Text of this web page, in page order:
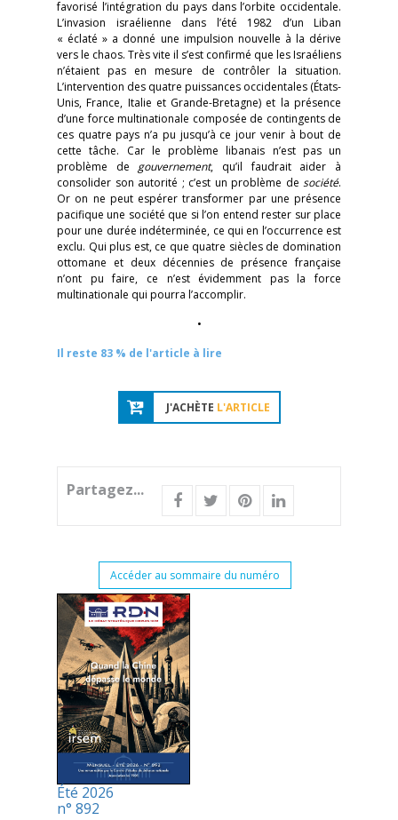
favorisé l’intégration du pays dans l’orbite occidentale.
L’invasion israélienne dans l’été 1982 d’un Liban
« éclaté » a donné une impulsion nouvelle à la dérive
vers le chaos. Très vite il s’est confirmé que les Israéliens
n’étaient pas en mesure de contrôler la situation.
L’intervention des quatre puissances occidentales (États-
Unis, France, Italie et Grande-Bretagne) et la présence
d’une force multinationale composée de contingents de
ces quatre pays n’a pu jusqu’à ce jour venir à bout de
cette tâche. Car le problème libanais n’est pas un
problème de gouvernement, qu’il faudrait aider à
consolider son autorité ; c’est un problème de société.
Or on ne peut espérer transformer par une présence
pacifique une société que si l’on entend rester sur place
pour une durée indéterminée, ce qui en l’occurrence est
exclu. Qui plus est, ce que quatre siècles de domination
ottomane et deux décennies de présence française
n’ont pu faire, ce n’est évidemment pas la force
multinationale qui pourra l’accomplir.
•
Il reste 83 % de l'article à lire
J'ACHÈTE L'ARTICLE
Partagez...
Accéder au sommaire du numéro
Été 2026
n° 892